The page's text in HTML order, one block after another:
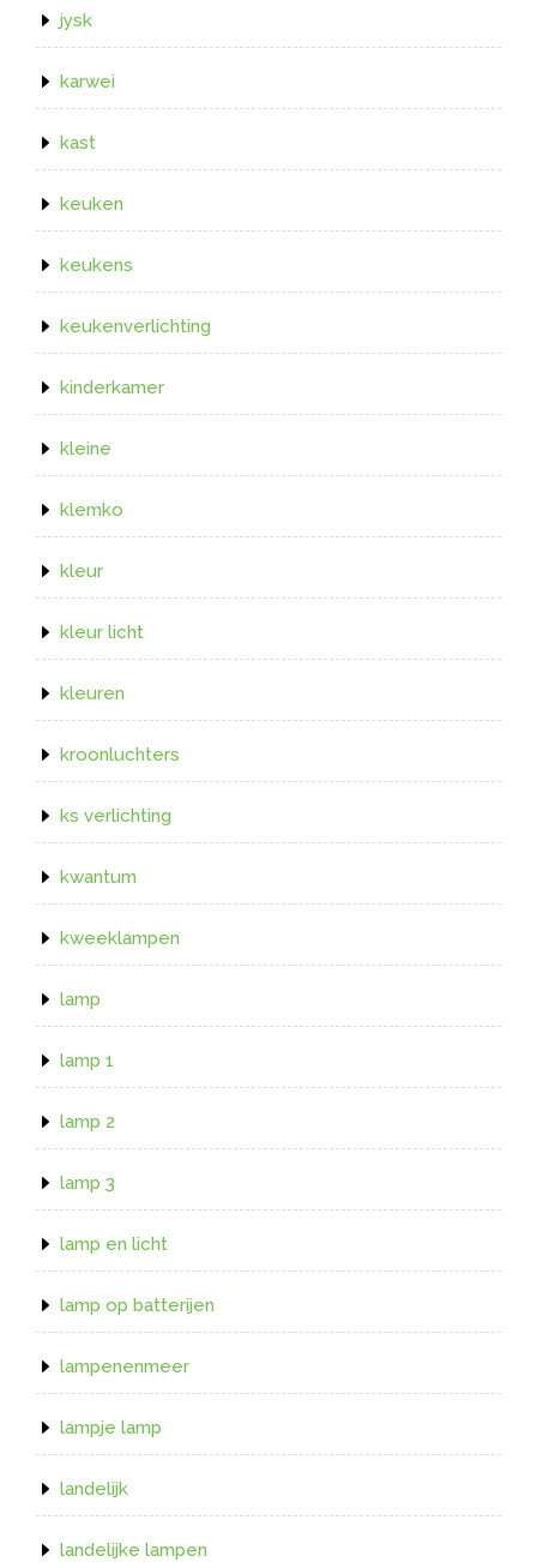
jysk
karwei
kast
keuken
keukens
keukenverlichting
kinderkamer
kleine
klemko
kleur
kleur licht
kleuren
kroonluchters
ks verlichting
kwantum
kweeklampen
lamp
lamp 1
lamp 2
lamp 3
lamp en licht
lamp op batterijen
lampenenmeer
lampje lamp
landelijk
landelijke lampen